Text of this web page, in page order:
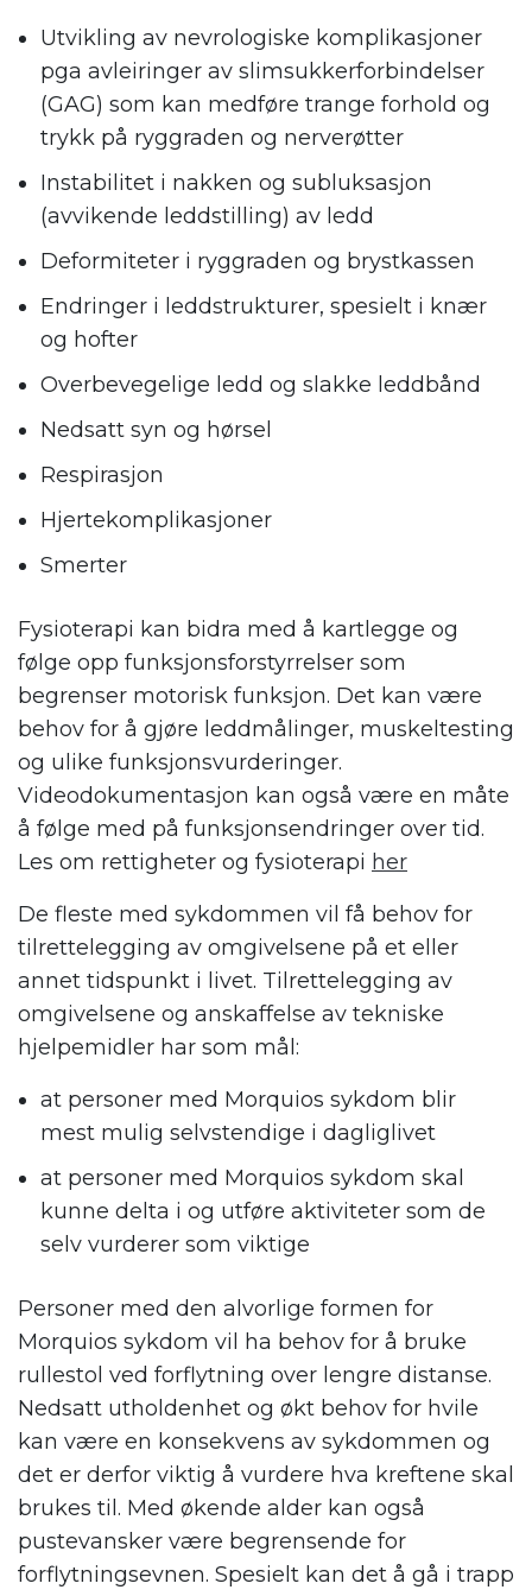
Utvikling av nevrologiske komplikasjoner
pga avleiringer av slimsukkerforbindelser
(GAG) som kan medføre trange forhold og
trykk på ryggraden og nerverøtter
Instabilitet i nakken og subluksasjon
(avvikende leddstilling) av ledd
Deformiteter i ryggraden og brystkassen
Endringer i leddstrukturer, spesielt i knær
og hofter
Overbevegelige ledd og slakke leddbånd
Nedsatt syn og hørsel
Respirasjon
Hjertekomplikasjoner
Smerter
Fysioterapi kan bidra med å kartlegge og
følge opp funksjonsforstyrrelser som
begrenser motorisk funksjon. Det kan være
behov for å gjøre leddmålinger, muskeltesting
og ulike funksjonsvurderinger.
Videodokumentasjon kan også være en måte
å følge med på funksjonsendringer over tid.
Les om rettigheter og fysioterapi her
De fleste med sykdommen vil få behov for
tilrettelegging av omgivelsene på et eller
annet tidspunkt i livet. Tilrettelegging av
omgivelsene og anskaffelse av tekniske
hjelpemidler har som mål:
at personer med Morquios sykdom blir
mest mulig selvstendige i dagliglivet
at personer med Morquios sykdom skal
kunne delta i og utføre aktiviteter som de
selv vurderer som viktige
Personer med den alvorlige formen for
Morquios sykdom vil ha behov for å bruke
rullestol ved forflytning over lengre distanse.
Nedsatt utholdenhet og økt behov for hvile
kan være en konsekvens av sykdommen og
det er derfor viktig å vurdere hva kreftene skal
brukes til. Med økende alder kan også
pustevansker være begrensende for
forflytningsevnen. Spesielt kan det å gå i trapp